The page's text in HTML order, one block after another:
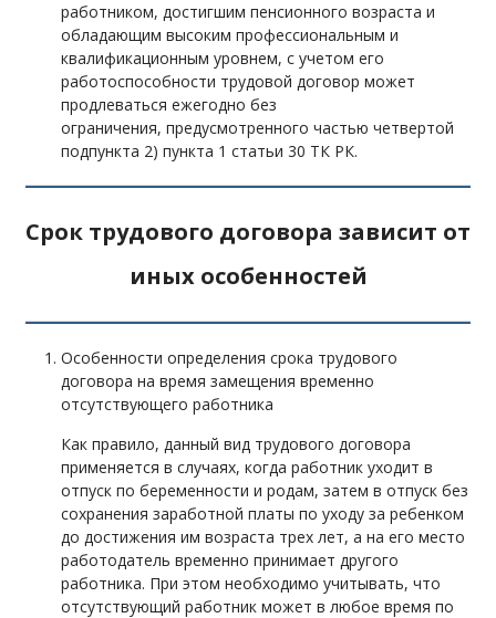
работником, достигшим пенсионного возраста и
обладающим высоким профессиональным и
квалификационным уровнем, с учетом его
работоспособности трудовой договор может
продлеваться ежегодно без
ограничения, предусмотренного частью четвертой
подпункта 2) пункта 1 статьи 30 ТК РК.
Срок трудового договора зависит от
иных особенностей
Особенности определения срока трудового
договора на время замещения временно
отсутствующего работника
Как правило, данный вид трудового договора
применяется в случаях, когда работник уходит в
отпуск по беременности и родам, затем в отпуск без
сохранения заработной платы по уходу за ребенком
до достижения им возраста трех лет, а на его место
работодатель временно принимает другого
работника. При этом необходимо учитывать, что
отсутствующий работник может в любое время по